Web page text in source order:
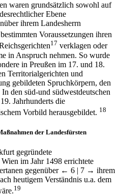
waren grundsätzlich sowohl auf
Ebene
ihrem Landesherrn
Voraussetzungen ihren
17 verklagen oder
in Anspruch nehmen. So wurde
in Preußen im 17. und 18.
Territorialgerichten und
gebildeten Spruchkörpern, den
den süd-und südwestdeutschen
Jahrhunderts die
Vorbild herausgebildet. 18
der Landesfürsten
gegründete
im Jahr 1498 errichtete
gegenüber ← 6 | 7 → ihrem
heutigem Verständnis u.a. dem
19